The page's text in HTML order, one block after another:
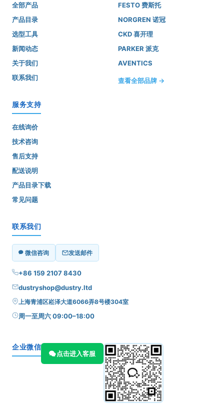
全部产品
产品目录
选型工具
新闻动态
关于我们
联系我们
FESTO 费斯托
NORGREN 诺冠
CKD 喜开理
PARKER 派克
AVENTICS
查看全部品牌 →
服务支持
在线询价
技术咨询
售后支持
配送说明
产品目录下载
常见问题
联系我们
微信咨询 发送邮件
+86 159 2107 8430
dustryshop@dustry.ltd
上海青浦区崧泽大道6066弄8号楼304室
周一至周六 09:00–18:00
企业微信
点击进入客服